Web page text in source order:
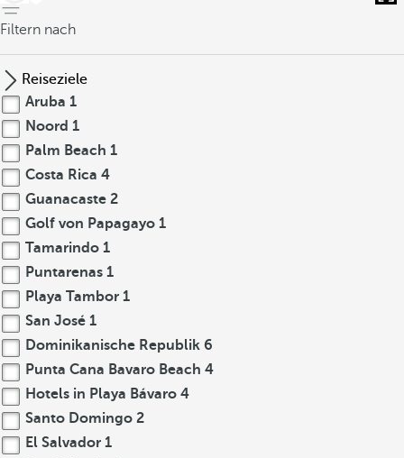
Filtern nach
Reiseziele
Aruba 1
Noord 1
Palm Beach 1
Costa Rica 4
Guanacaste 2
Golf von Papagayo 1
Tamarindo 1
Puntarenas 1
Playa Tambor 1
San José 1
Dominikanische Republik 6
Punta Cana Bavaro Beach 4
Hotels in Playa Bávaro 4
Santo Domingo 2
El Salvador 1